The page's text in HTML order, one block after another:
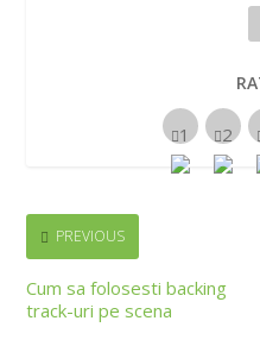
PREVIOUS
Cum sa folosesti backing
track-uri pe scena